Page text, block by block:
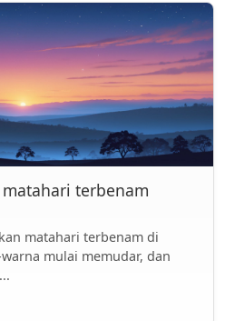
terbenam
matahari terbenam di
mulai memudar, dan